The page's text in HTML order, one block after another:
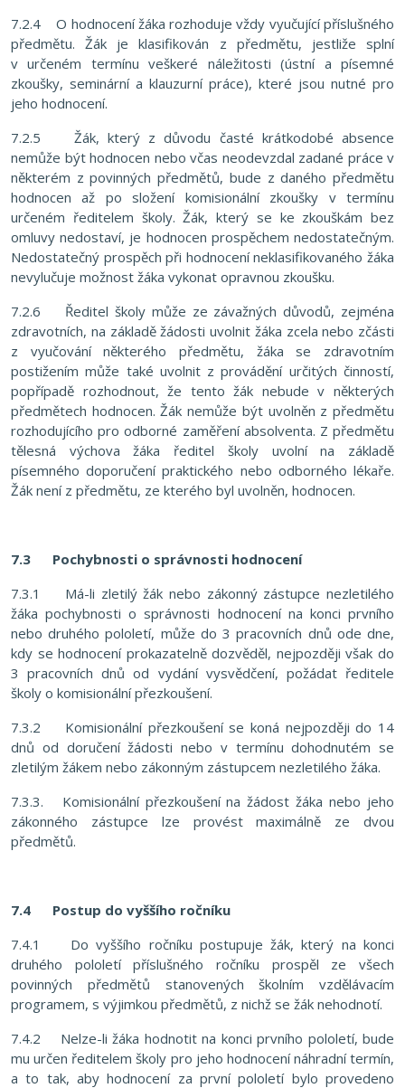
7.2.4 O hodnocení žáka rozhoduje vždy vyučující příslušného
předmětu. Žák je klasifikován z předmětu, jestliže splní
v určeném termínu veškeré náležitosti (ústní a písemné
zkoušky, seminární a klauzurní práce), které jsou nutné pro
jeho hodnocení.
7.2.5 Žák, který z důvodu časté krátkodobé absence
nemůže být hodnocen nebo včas neodevzdal zadané práce v
některém z povinných předmětů, bude z daného předmětu
hodnocen až po složení komisionální zkoušky v termínu
určeném ředitelem školy. Žák, který se ke zkouškám bez
omluvy nedostaví, je hodnocen prospěchem nedostatečným.
Nedostatečný prospěch při hodnocení neklasifikovaného žáka
nevylučuje možnost žáka vykonat opravnou zkoušku.
7.2.6 Ředitel školy může ze závažných důvodů, zejména
zdravotních, na základě žádosti uvolnit žáka zcela nebo zčásti
z vyučování některého předmětu, žáka se zdravotním
postižením může také uvolnit z provádění určitých činností,
popřípadě rozhodnout, že tento žák nebude v některých
předmětech hodnocen. Žák nemůže být uvolněn z předmětu
rozhodujícího pro odborné zaměření absolventa. Z předmětu
tělesná výchova žáka ředitel školy uvolní na základě
písemného doporučení praktického nebo odborného lékaře.
Žák není z předmětu, ze kterého byl uvolněn, hodnocen.
7.3
Pochybnosti o správnosti hodnocení
7.3.1 Má-li zletilý žák nebo zákonný zástupce nezletilého
žáka pochybnosti o správnosti hodnocení na konci prvního
nebo druhého pololetí, může do 3 pracovních dnů ode dne,
kdy se hodnocení prokazatelně dozvěděl, nejpozději však do
3 pracovních dnů od vydání vysvědčení, požádat ředitele
školy o komisionální přezkoušení.
7.3.2 Komisionální přezkoušení se koná nejpozději do 14
dnů od doručení žádosti nebo v termínu dohodnutém se
zletilým žákem nebo zákonným zástupcem nezletilého žáka.
7.3.3. Komisionální přezkoušení na žádost žáka nebo jeho
zákonného zástupce lze provést maximálně ze dvou
předmětů.
7.4 Postup do vyššího ročníku
7.4.1 Do vyššího ročníku postupuje žák, který na konci
druhého pololetí příslušného ročníku prospěl ze všech
povinných předmětů stanovených školním vzdělávacím
programem, s výjimkou předmětů, z nichž se žák nehodnotí.
7.4.2 Nelze-li žáka hodnotit na konci prvního pololetí, bude
mu určen ředitelem školy pro jeho hodnocení náhradní termín,
a to tak, aby hodnocení za první pololetí bylo provedeno